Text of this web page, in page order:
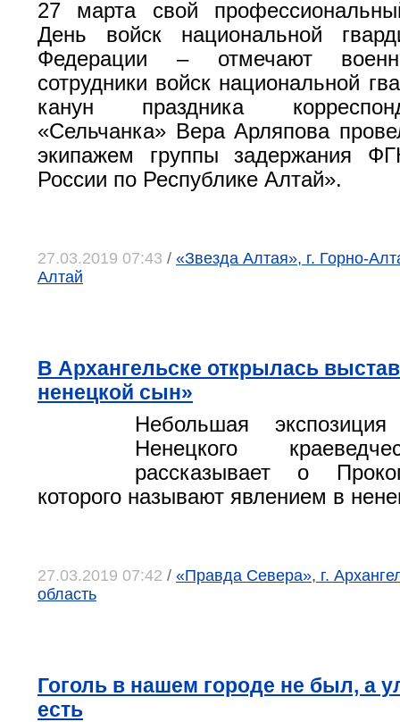
27 марта свой
День войск национальной
Федерации – отмечают
сотрудники войск национальной
канун праздника
«Сельчанка» Вера Арляпова
экипажем группы задержания
России по Республике Алтай».
27.03.2019 07:43 / «Звезда Алтая», г. Горно-
Алтай
В Архангельске открылась
ненецкой сын»
Небольшая
Ненецкого
рассказывает о
которого называют явлением в
27.03.2019 07:42 / «Правда Севера», г.
область
Гоголь в нашем городе не был, а
есть